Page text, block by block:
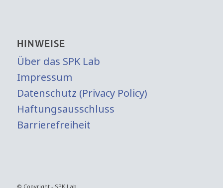
HINWEISE
Über das SPK Lab
Impressum
Datenschutz (Privacy Policy)
Haftungsausschluss
Barrierefreiheit
© Copyright - SPK Lab